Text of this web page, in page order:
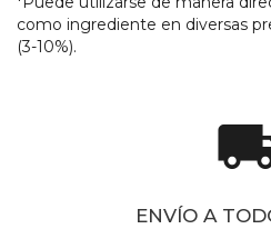
como ingrediente en diversas
(3-10%).
ENVÍO A